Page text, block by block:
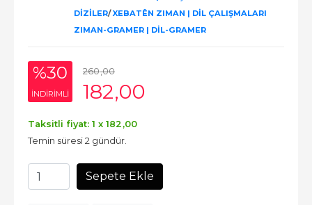
DİZİLER/XEBATÊN ZIMAN | DİL ÇALIŞMALARI
ZIMAN-GRAMER | DİL-GRAMER
%30
INDIRIMLI
260,00
182,00
Taksitli fiyat: 1 x 182 ,00
Temin süresi 2 gündür.
Sepete Ekle